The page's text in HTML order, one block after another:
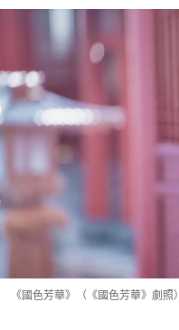
《國色芳華》（《國色芳華》劇照）